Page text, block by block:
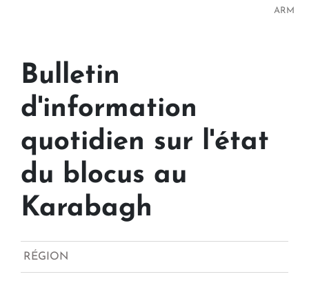
ARM
Bulletin
d'information
quotidien sur l'état
du blocus au
Karabagh
RÉGION